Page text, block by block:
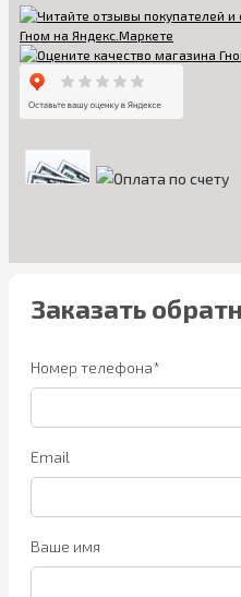
Заказать
Номер телефона*
Email
Ваше имя